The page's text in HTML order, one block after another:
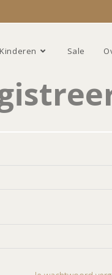
Kinderen Sale